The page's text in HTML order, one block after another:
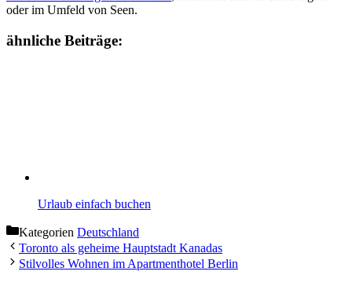
oder im Umfeld von Seen.
ähnliche Beiträge:
Urlaub einfach buchen
Kategorien Deutschland
Toronto als geheime Hauptstadt Kanadas
Stilvolles Wohnen im Apartmenthotel Berlin